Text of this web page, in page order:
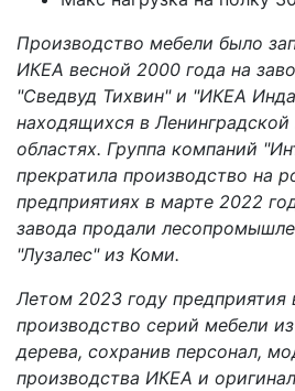
Производство мебели было
ИКЕА весной 2000 года на
"Сведвуд Тихвин" и "ИКЕА
находящихся в
областях. Группа компаний
прекратила производство на
предприятиях в марте 2022
завода продали
"Лузалес" из Коми.
Летом 2023 году предприятия
производство серий мебели
дерева, сохранив персонал,
производства ИКЕА и